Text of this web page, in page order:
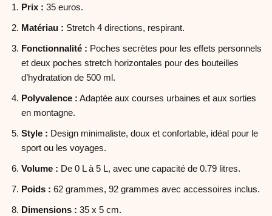
Prix : 35 euros.
Matériau : Stretch 4 directions, respirant.
Fonctionnalité : Poches secrètes pour les effets personnels
et deux poches stretch horizontales pour des bouteilles
d’hydratation de 500 ml.
Polyvalence : Adaptée aux courses urbaines et aux sorties
en montagne.
Style : Design minimaliste, doux et confortable, idéal pour le
sport ou les voyages.
Volume : De 0 L à 5 L, avec une capacité de 0.79 litres.
Poids : 62 grammes, 92 grammes avec accessoires inclus.
Dimensions : 35 x 5 cm.